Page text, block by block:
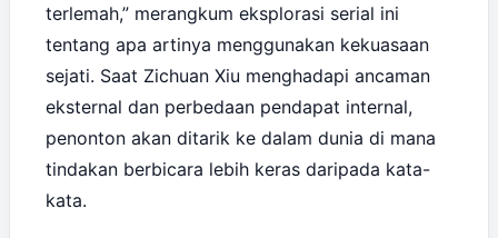
terlemah,” merangkum eksplorasi serial ini
tentang apa artinya menggunakan kekuasaan
sejati. Saat Zichuan Xiu menghadapi ancaman
eksternal dan perbedaan pendapat internal,
penonton akan ditarik ke dalam dunia di mana
tindakan berbicara lebih keras daripada kata-
kata.